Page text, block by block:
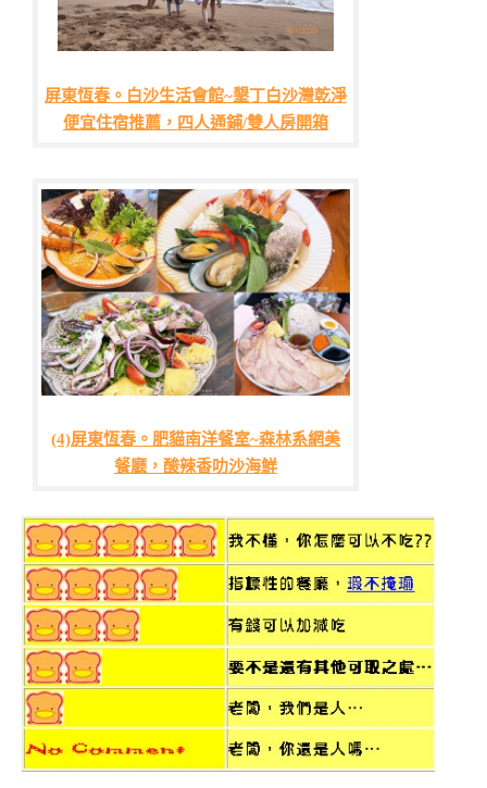
屏東恆春。白沙生活會館~墾丁白沙灣乾淨
便宜住宿推薦，四人通鋪/雙人房開箱
(4)屏東恆春。肥貓南洋餐室~森林系網美
餐廳，酸辣香叻沙海鮮